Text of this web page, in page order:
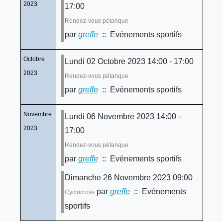
2023
17:00
Rendez-vous pétanque
par greffe:: Evénements sportifs
Octobre
2023
Lundi 02 Octobre 2023 14:00 - 17:00
Rendez-vous pétanque
par greffe:: Evénements sportifs
Novembre
2023
Lundi 06 Novembre 2023 14:00 -
17:00
Rendez-vous pétanque
par greffe:: Evénements sportifs
Dimanche 26 Novembre 2023 09:00
Cyclocrosspar greffe:: Evénements
sportifs